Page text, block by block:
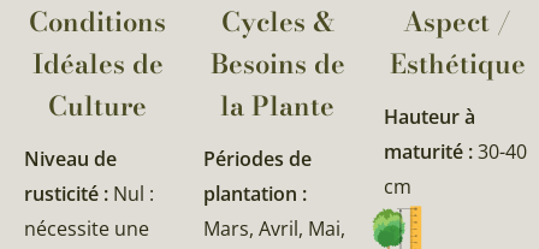
Conditions
Idéales de
Culture
Niveau de
rusticité : Nul :
nécessite une
Cycles &
Besoins de
la Plante​
Périodes de
plantation :
Mars, Avril, Mai,
Aspect /
Esthétique
Hauteur à
maturité :30-40
cm